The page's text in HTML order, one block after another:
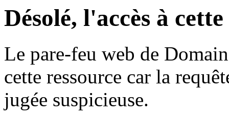
Désolé, l'accès à
Le pare-feu web de
cette ressource car la
jugée suspicieuse.